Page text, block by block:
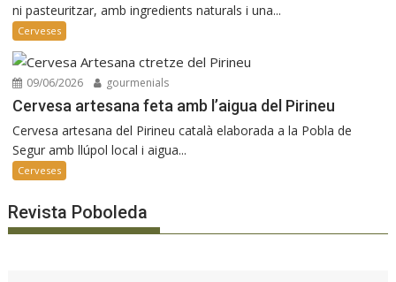
ni pasteuritzar, amb ingredients naturals i una...
Cerveses
09/06/2026 gourmenials
Cervesa artesana feta amb l’aigua del Pirineu
Cervesa artesana del Pirineu català elaborada a la Pobla de
Segur amb llúpol local i aigua...
Cerveses
Revista Poboleda